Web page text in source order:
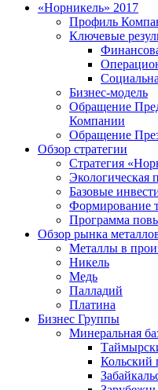
«Норникель» 2017
Профиль
Ключевые
Бизнес-модель
Обращение
Компании
Обращение
Обзор стратегии
Стратегия
Экологическая
Базовые
Формирование
Программа
Обзор рынка
Металлы в
Никель
Медь
Палладий
Платина
Бизнес Группы
Минеральная
Кольский